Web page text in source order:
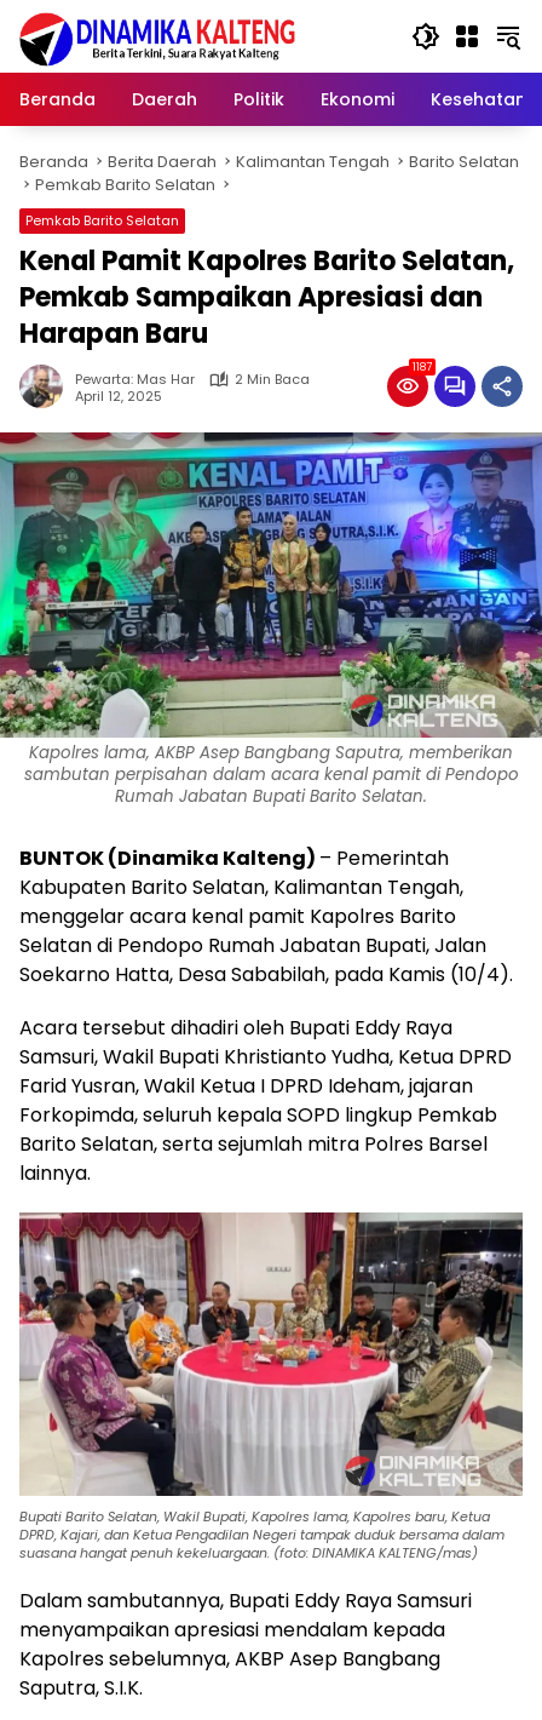
Langsung
konten
Beranda
Daerah Politik Ekonomi Kesehatan
Beranda Berita Daerah Kalimantan Tengah
Barito Selatan
Pemkab Barito Selatan
Pemkab Barito Selatan
Kenal Pamit Kapolres Barito Selatan,
Pemkab Sampaikan Apresiasi dan
Harapan Baru
Pewarta: Mas Har
2 Min Baca
April 12, 2025
1187
Kapolres lama, AKBP Asep Bangbang Saputra, memberikan
sambutan perpisahan dalam acara kenal pamit di Pendopo
Rumah Jabatan Bupati Barito Selatan.
BUNTOK (Dinamika Kalteng) – Pemerintah
Kabupaten Barito Selatan, Kalimantan Tengah,
menggelar acara kenal pamit Kapolres Barito
Selatan di Pendopo Rumah Jabatan Bupati, Jalan
Soekarno Hatta, Desa Sababilah, pada Kamis (10/4).
Acara tersebut dihadiri oleh Bupati Eddy Raya
Samsuri, Wakil Bupati Khristianto Yudha, Ketua DPRD
Farid Yusran, Wakil Ketua I DPRD Ideham, jajaran
Forkopimda, seluruh kepala SOPD lingkup Pemkab
Barito Selatan, serta sejumlah mitra Polres Barsel
lainnya.
Bupati Barito Selatan, Wakil Bupati, Kapolres lama, Kapolres baru, Ketua
DPRD, Kajari, dan Ketua Pengadilan Negeri tampak duduk bersama dalam
suasana hangat penuh kekeluargaan. (foto: DINAMIKA KALTENG/mas)
Dalam sambutannya, Bupati Eddy Raya Samsuri
menyampaikan apresiasi mendalam kepada
Kapolres sebelumnya, AKBP Asep Bangbang
Saputra, S.I.K.